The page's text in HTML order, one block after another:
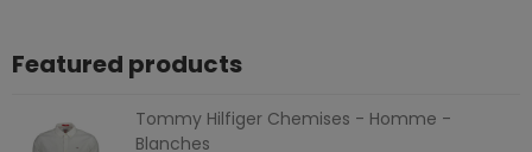
Featured products
Tommy Hilfiger Chemises - Homme -
Blanches